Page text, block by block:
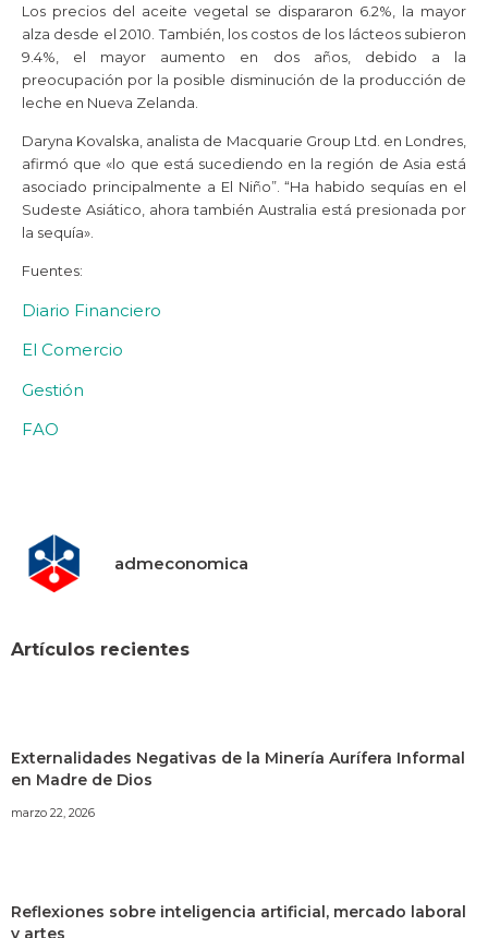
Los precios del aceite vegetal se dispararon 6.2%, la mayor
alza desde el 2010. También, los costos de los lácteos subieron
9.4%, el mayor aumento en dos años, debido a la
preocupación por la posible disminución de la producción de
leche en Nueva Zelanda.
Daryna Kovalska, analista de Macquarie Group Ltd. en Londres,
afirmó que «lo que está sucediendo en la región de Asia está
asociado principalmente a El Niño”. “Ha habido sequías en el
Sudeste Asiático, ahora también Australia está presionada por
la sequía».
Fuentes:
Diario Financiero
El Comercio
Gestión
FAO
admeconomica
Artículos recientes
Externalidades Negativas de la Minería Aurífera Informal
en Madre de Dios
marzo 22, 2026
Reflexiones sobre inteligencia artificial, mercado laboral
y artes